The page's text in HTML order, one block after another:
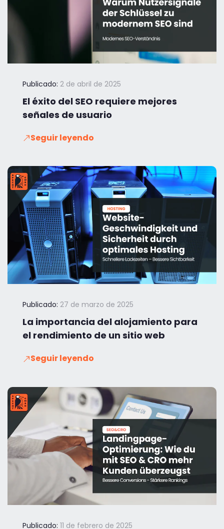
Publicado: 2 de abril de 2025
El éxito del SEO requiere mejores
señales de usuario
Seguir leyendo
Publicado: 27 de marzo de 2025
La importancia del alojamiento para
el rendimiento de un sitio web
Seguir leyendo
Publicado: 11 de febrero de 2025